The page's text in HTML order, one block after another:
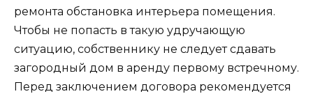
ремонта обстановка интерьера помещения.
Чтобы не попасть в такую удручающую
ситуацию, собственнику не следует сдавать
загородный дом в аренду первому встречному.
Перед заключением договора рекомендуется